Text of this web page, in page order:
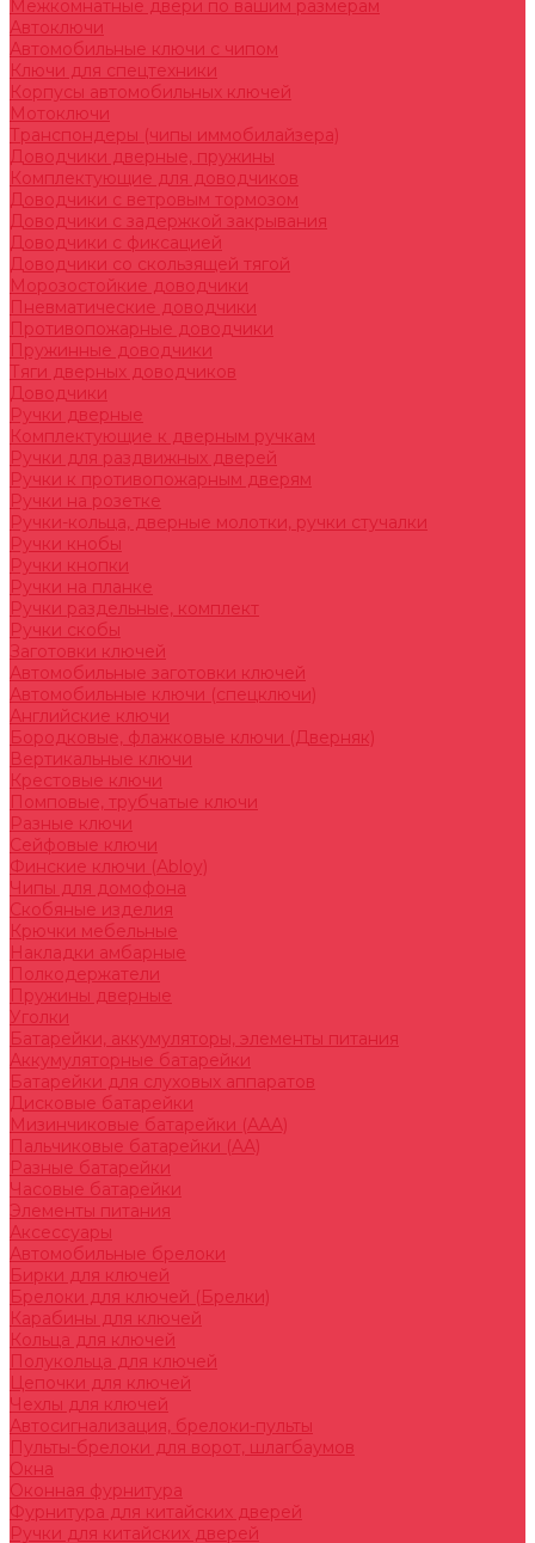
Межкомнатные двери по вашим размерам
Автоключи
Автомобильные ключи с чипом
Ключи для спецтехники
Корпусы автомобильных ключей
Мотоключи
Транспондеры (чипы иммобилайзера)
Доводчики дверные, пружины
Комплектующие для доводчиков
Доводчики с ветровым тормозом
Доводчики с задержкой закрывания
Доводчики с фиксацией
Доводчики со скользящей тягой
Морозостойкие доводчики
Пневматические доводчики
Противопожарные доводчики
Пружинные доводчики
Тяги дверных доводчиков
Доводчики
Ручки дверные
Комплектующие к дверным ручкам
Ручки для раздвижных дверей
Ручки к противопожарным дверям
Ручки на розетке
Ручки-кольца, дверные молотки, ручки стучалки
Ручки кнобы
Ручки кнопки
Ручки на планке
Ручки раздельные, комплект
Ручки скобы
Заготовки ключей
Автомобильные заготовки ключей
Автомобильные ключи (спецключи)
Английские ключи
Бородковые, флажковые ключи (Дверняк)
Вертикальные ключи
Крестовые ключи
Помповые, трубчатые ключи
Разные ключи
Сейфовые ключи
Финские ключи (Abloy)
Чипы для домофона
Скобяные изделия
Крючки мебельные
Накладки амбарные
Полкодержатели
Пружины дверные
Уголки
Батарейки, аккумуляторы, элементы питания
Аккумуляторные батарейки
Батарейки для слуховых аппаратов
Дисковые батарейки
Мизинчиковые батарейки (AAA)
Пальчиковые батарейки (AA)
Разные батарейки
Часовые батарейки
Элементы питания
Аксессуары
Автомобильные брелоки
Бирки для ключей
Брелоки для ключей (Брелки)
Карабины для ключей
Кольца для ключей
Полукольца для ключей
Цепочки для ключей
Чехлы для ключей
Автосигнализация, брелоки-пульты
Пульты-брелоки для ворот, шлагбаумов
Окна
Оконная фурнитура
Фурнитура для китайских дверей
Ручки для китайских дверей